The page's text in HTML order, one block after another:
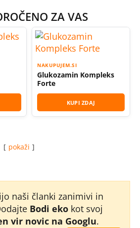
ZA VAS
NAKUPUJEM.SI
Glukozamin Kompleks
Forte
KUPI ZDAJ
pokaži
naši članki zanimivi in
Bodi eko kot svoj
vir novic na Googlu.